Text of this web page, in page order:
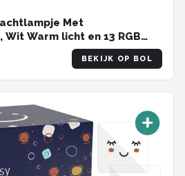
Met
Warm licht en 13 RGB
- Sfeerlamp - LED
- Tafellamp - Bedlamp
& Volwassenen - Dimbaar -
BEKIJK OP BOL